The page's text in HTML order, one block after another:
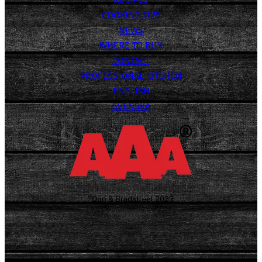
COOKING TIPS
NEWS
WHERE TO BUY
CONTACT
PROFESSIONAL KITCHEN
ENGLISH
SVENSKA